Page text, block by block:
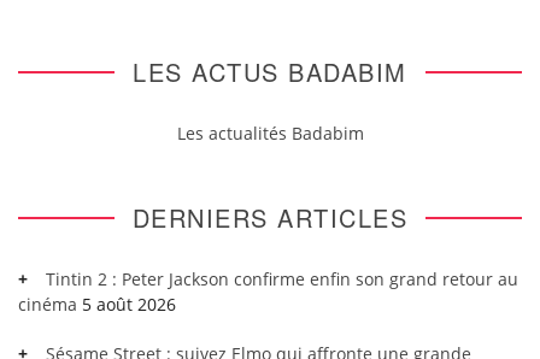
LES ACTUS BADABIM
Les actualités Badabim
DERNIERS ARTICLES
Tintin 2 : Peter Jackson confirme enfin son grand retour au
cinéma 5 août 2026
Sésame Street : suivez Elmo qui affronte une grande